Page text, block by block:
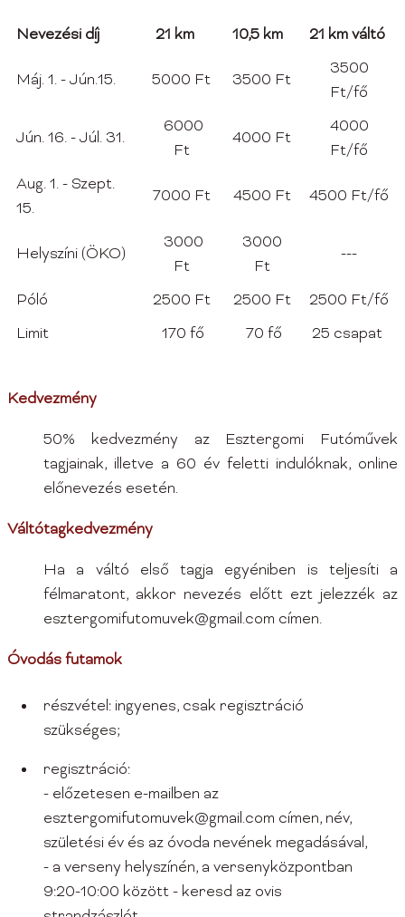
Nevezési díj 21 km 10,5 km 21 km váltó
Máj. 1. - Jún.15. 5000 Ft 3500 Ft
3500
Ft/fő
Jún. 16. - Júl. 31.
6000
Ft
4000 Ft
4000
Ft/fő
Aug. 1. - Szept.
15.
7000 Ft 4500 Ft 4500 Ft/fő
Helyszíni (ÖKO)
3000
Ft
3000
Ft
---
Póló 2500 Ft 2500 Ft
2500 Ft/fő
Limit
170 fő 70 fő 25 csapat
Kedvezmény
50% kedvezmény az Esztergomi Futóművek
tagjainak, illetve a 60 év feletti indulóknak, online
előnevezés esetén.
Váltótagkedvezmény
Ha a váltó első tagja egyéniben is teljesíti a
félmaratont, akkor nevezés előtt ezt jelezzék az
esztergomifutomuvek@gmail.com címen.
Óvodás futamok
részvétel: ingyenes, csak regisztráció
szükséges;
regisztráció:
- előzetesen e-mailben az
esztergomifutomuvek@gmail.com címen, név,
születési év és az óvoda nevének megadásával,
- a verseny helyszínén, a versenyközpontban
9:20-10:00 között - keresd az ovis